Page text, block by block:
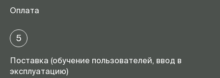
Оплата
5
Поставка (обучение пользователей, ввод в
эксплуатацию)